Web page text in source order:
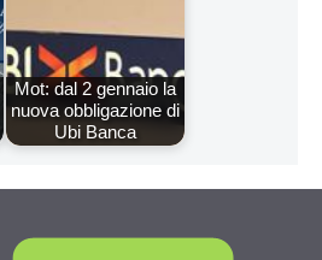
Mot: dal 2 gennaio la
nuova obbligazione di
Ubi Banca